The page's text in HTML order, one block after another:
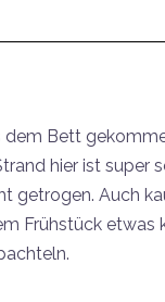
Bett
hier ist super
getrogen. Auch
Frühstück etwas